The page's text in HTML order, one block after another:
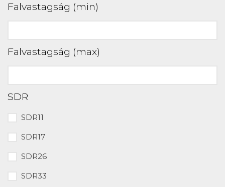
Falvastagság (min)
Falvastagság (max)
SDR
SDR11
SDR17
SDR26
SDR33